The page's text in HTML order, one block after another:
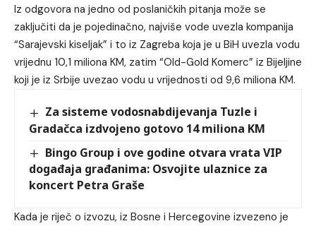
Iz odgovora na jedno od poslaničkih pitanja može se
zaključiti da je pojedinačno, najviše vode uvezla kompanija
“Sarajevski kiseljak” i to iz Zagreba koja je u BiH uvezla vodu
vrijednu 10,1 miliona KM, zatim “Old-Gold Komerc” iz Bijeljine
koji je iz Srbije uvezao vodu u vrijednosti od 9,6 miliona KM.
Za sisteme vodosnabdijevanja Tuzle i
Gradačca izdvojeno gotovo 14 miliona KM
Bingo Group i ove godine otvara vrata VIP
događaja građanima: Osvojite ulaznice za
koncert Petra Graše
Kada je riječ o izvozu, iz Bosne i Hercegovine izvezeno je